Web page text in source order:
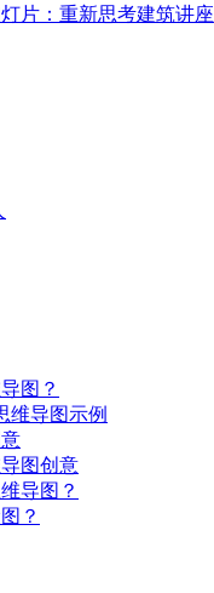
片：重新思考建筑讲座
图？
维导图示例
图创意
导图？
？